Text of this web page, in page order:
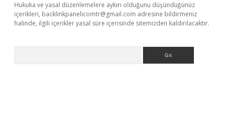
Hukuka ve yasal düzenlemelere aykırı olduğunu düşündüğünüz
içerikleri, backlinkpanelicomtr@gmail.com adresine bildirmeniz
halinde, ilgili içerikler yasal süre içerisinde sitemizden kaldırılacaktır.